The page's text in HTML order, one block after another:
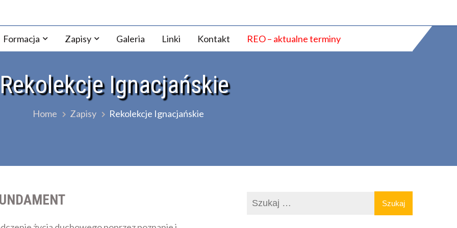
Warszawsko-Praskiej
Formacja Zapisy Galeria Linki Kontakt REO – aktualne terminy
Rekolekcje Ignacjańskie
Home Zapisy Rekolekcje Ignacjańskie